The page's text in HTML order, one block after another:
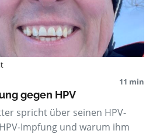
11 min
gegen HPV
spricht über seinen HPV-
Impfung und warum ihm